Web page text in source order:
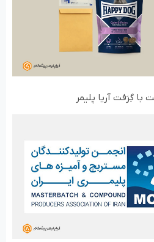
با گِرَفت آریا پلیمر